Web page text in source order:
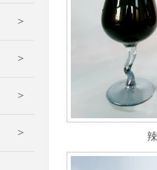
>
>
>
>